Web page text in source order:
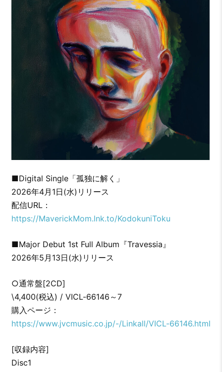
■Digital Single「孤独に解く」
2026年4月1日(水)リリース
配信URL：
https://MaverickMom.lnk.to/KodokuniToku
■Major Debut 1st Full Album『Travessia』
2026年5月13日(水)リリース
○通常盤[2CD]
\4,400(税込) / VICL-66146～7
購入ページ：
https://www.jvcmusic.co.jp/-/Linkall/VICL-66146.html
[収録内容]
Disc1